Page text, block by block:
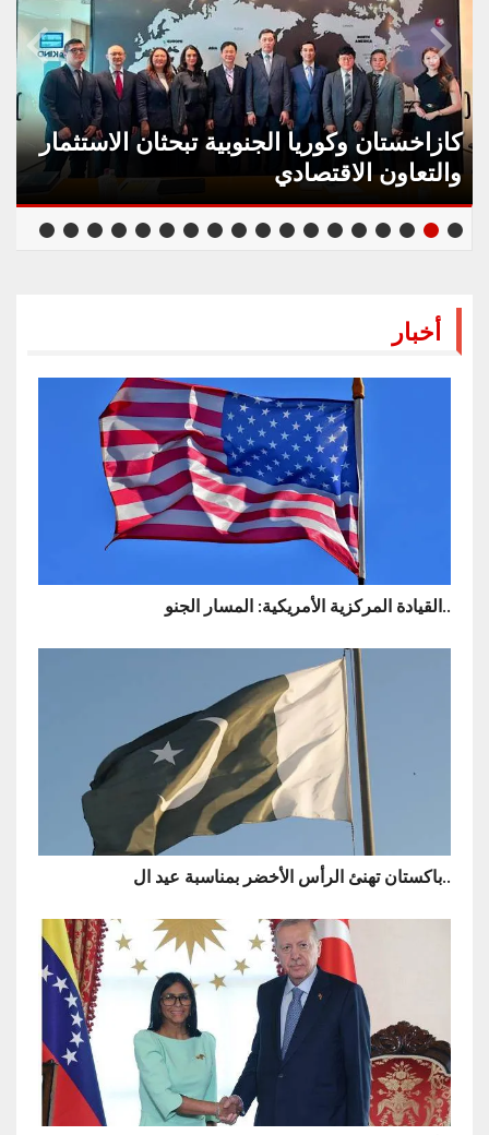
كازاخستان وكوريا الجنوبية تبحثان الاستثمار
والتعاون الاقتصادي
أخبار
القيادة المركزية الأمريكية: المسار الجنو..
باكستان تهنئ الرأس الأخضر بمناسبة عيد ال..